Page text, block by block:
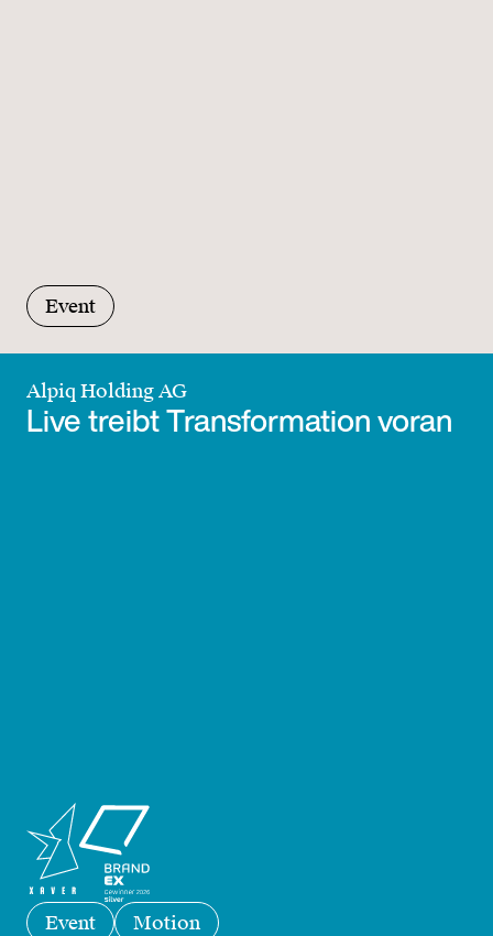
Event
Alpiq Holding AG
Live treibt Transformation voran
Event Motion